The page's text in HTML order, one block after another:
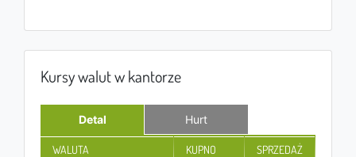
Kursy walut w kantorze
Detal Hurt
WALUTA KUPNO SPRZEDAŻ